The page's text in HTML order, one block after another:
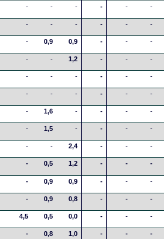
- - - - - -
- - - - - -
- 0,9 0,9 - - -
- - 1,2 - - -
- - - - - -
- - - - - -
- 1,6 - - - -
- 1,5 - - - -
- - 2,4 - - -
- 0,5 1,2 - - -
- 0,9 0,9 - - -
- 0,9 0,8 - - -
4,5 0,5 0,0 - - -
- 0,8 1,0 - - -